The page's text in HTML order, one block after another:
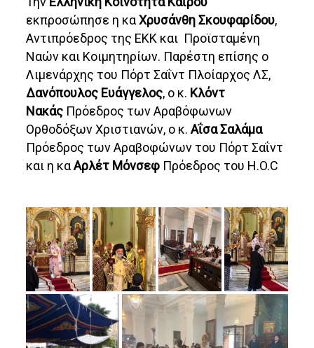
εκπροσώπησε η καΧρυσάνθη Σκουφαρίδου,
Αντιπρόεδρος της ΕΚΚ και Προϊσταμένη
Ναών και Κοιμητηρίων. Παρέστη επίσης ο
Λιμενάρχης του Πόρτ Σαΐντ Πλοίαρχος ΛΣ,
Δανόπουλος Ευάγγελος, ο κ. Κλόντ
Νακάς Πρόεδρος των Αραβόφωνων
Ορθοδόξων Χριστιανών, ο κ.Αΐσα Σαλάμα
Πρόεδρος των Αραβοφώνων του Πόρτ Σαΐντ
και η καΑρλέτ Μόνσεφ Πρόεδρος του H.O.C